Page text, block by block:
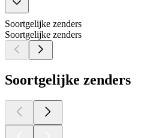
Soortgelijke zenders
Soortgelijke zenders
Soortgelijke zenders